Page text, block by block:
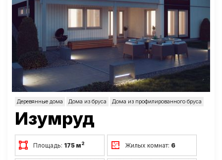
Деревянные дома Дома из бруса Дома из профилированного бруса
Изумруд
Площадь: 175 м2 Жилых комнат: 6